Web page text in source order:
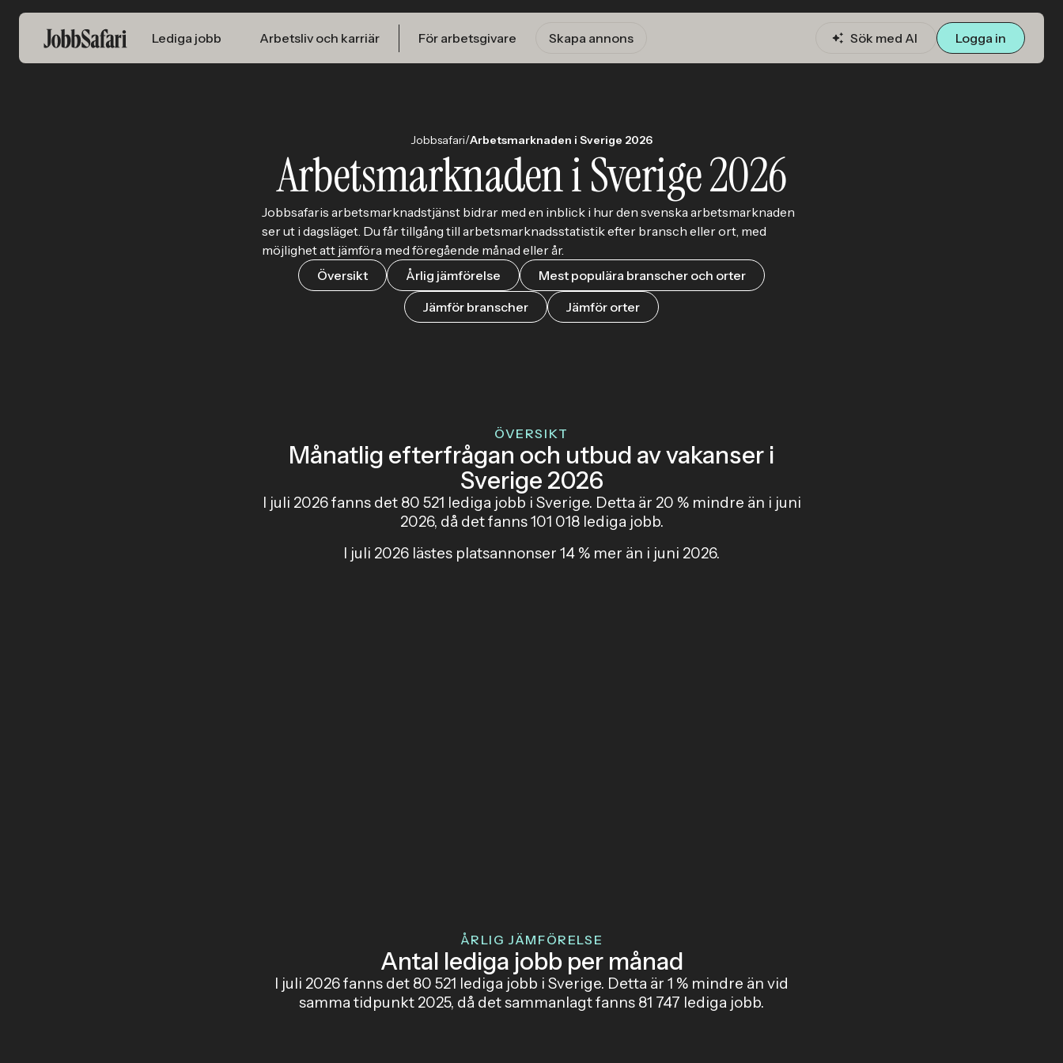
Lediga jobb Arbetsliv och karriär För arbetsgivare Skapa annons Sök med AI Logga in
Jobbsafari/Arbetsmarknaden i Sverige 2026
Arbetsmarknaden i Sverige 2026
Jobbsafaris arbetsmarknadstjänst bidrar med en inblick i hur den svenska arbetsmarknaden
ser ut i dagsläget. Du får tillgång till arbetsmarknadsstatistik efter bransch eller ort, med
möjlighet att jämföra med föregående månad eller år.
Översikt
Årlig jämförelse
Mest populära branscher och orter
Jämför branscher
Jämför orter
ÖVERSIKT
Månatlig efterfrågan och utbud av vakanser i
Sverige 2026
I juli 2026 fanns det 80 521 lediga jobb i Sverige. Detta är 20 % mindre än i juni
2026, då det fanns 101 018 lediga jobb.
I juli 2026 lästes platsannonser 14 % mer än i juni 2026.
ÅRLIG JÄMFÖRELSE
Antal lediga jobb per månad
I juli 2026 fanns det 80 521 lediga jobb i Sverige. Detta är 1 % mindre än vid
samma tidpunkt 2025, då det sammanlagt fanns 81 747 lediga jobb.